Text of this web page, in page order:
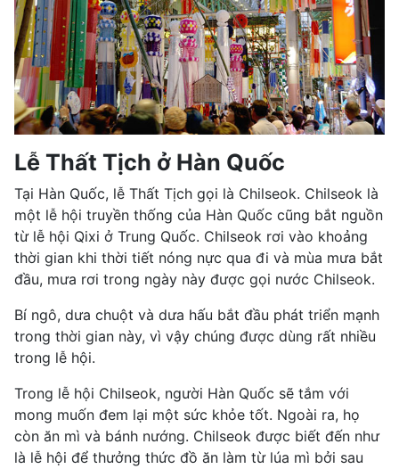
Lễ Thất Tịch ở Hàn Quốc
Tại Hàn Quốc, lễ Thất Tịch gọi là Chilseok. Chilseok là
một lễ hội truyền thống của Hàn Quốc cũng bắt nguồn
từ lễ hội Qixi ở Trung Quốc. Chilseok rơi vào khoảng
thời gian khi thời tiết nóng nực qua đi và mùa mưa bắt
đầu, mưa rơi trong ngày này được gọi nước Chilseok.
Bí ngô, dưa chuột và dưa hấu bắt đầu phát triển mạnh
trong thời gian này, vì vậy chúng được dùng rất nhiều
trong lễ hội.
Trong lễ hội Chilseok, người Hàn Quốc sẽ tắm với
mong muốn đem lại một sức khỏe tốt. Ngoài ra, họ
còn ăn mì và bánh nướng. Chilseok được biết đến như
là lễ hội để thưởng thức đồ ăn làm từ lúa mì bởi sau